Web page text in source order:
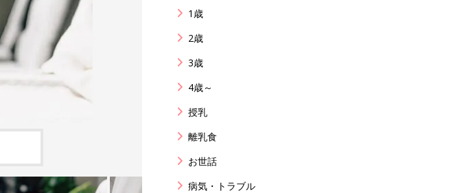
1歳
2歳
3歳
4歳～
授乳
離乳食
お世話
病気・トラブル